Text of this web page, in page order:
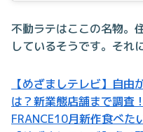
不動ラテはここの名物。
しているそうです。それ
【めざましテレビ】自
は？新業態店舗まで調査！
FRANCE10月新作食べた